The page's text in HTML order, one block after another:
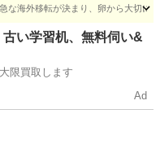
な海外移転が決まり、卵から大切
古い学習机、無料伺い&
限買取します
Ad